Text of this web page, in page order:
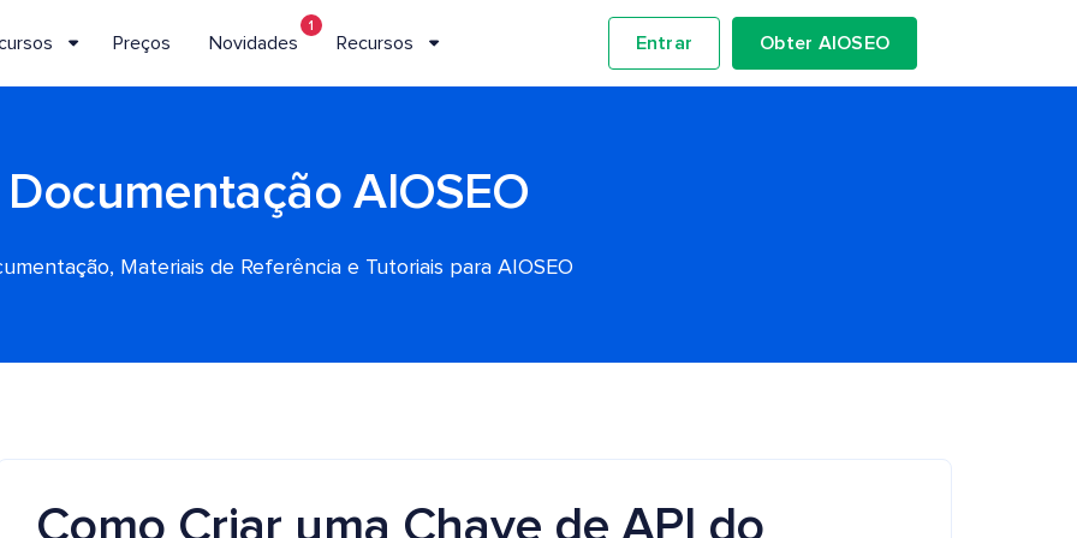
Preços Novidades
1
Recursos Entrar Obter AIOSEO
Documentação AIOSEO
Materiais de Referência e Tutoriais para AIOSEO
Como Criar uma Chave de API do